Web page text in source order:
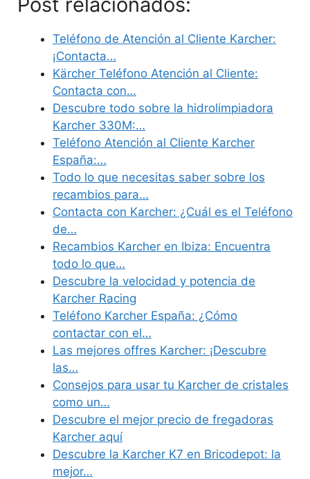
Teléfono de Atención al Cliente Karcher:
¡Contacta…
Kärcher Teléfono Atención al Cliente:
Contacta con…
Descubre todo sobre la hidrolimpiadora
Karcher 330M:…
Teléfono Atención al Cliente Karcher
España:…
Todo lo que necesitas saber sobre los
recambios para…
Contacta con Karcher: ¿Cuál es el Teléfono
de…
Recambios Karcher en Ibiza: Encuentra
todo lo que…
Descubre la velocidad y potencia de
Karcher Racing
Teléfono Karcher España: ¿Cómo
contactar con el…
Las mejores offres Karcher: ¡Descubre
las…
Consejos para usar tu Karcher de cristales
como un…
Descubre el mejor precio de fregadoras
Karcher aquí
Descubre la Karcher K7 en Bricodepot: la
mejor…